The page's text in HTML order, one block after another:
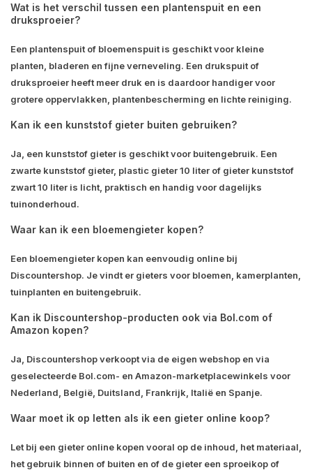
Wat is het verschil tussen een plantenspuit en een
druksproeier?
Een plantenspuit of bloemenspuit is geschikt voor kleine
planten, bladeren en fijne verneveling. Een drukspuit of
druksproeier heeft meer druk en is daardoor handiger voor
grotere oppervlakken, plantenbescherming en lichte reiniging.
Kan ik een kunststof gieter buiten gebruiken?
Ja, een kunststof gieter is geschikt voor buitengebruik. Een
zwarte kunststof gieter, plastic gieter 10 liter of gieter kunststof
zwart 10 liter is licht, praktisch en handig voor dagelijks
tuinonderhoud.
Waar kan ik een bloemengieter kopen?
Een bloemengieter kopen kan eenvoudig online bij
Discountershop. Je vindt er gieters voor bloemen, kamerplanten,
tuinplanten en buitengebruik.
Kan ik Discountershop-producten ook via Bol.com of
Amazon kopen?
Ja, Discountershop verkoopt via de eigen webshop en via
geselecteerde Bol.com- en Amazon-marketplacewinkels voor
Nederland, België, Duitsland, Frankrijk, Italië en Spanje.
Waar moet ik op letten als ik een gieter online koop?
Let bij een gieter online kopen vooral op de inhoud, het materiaal,
het gebruik binnen of buiten en of de gieter een sproeikop of